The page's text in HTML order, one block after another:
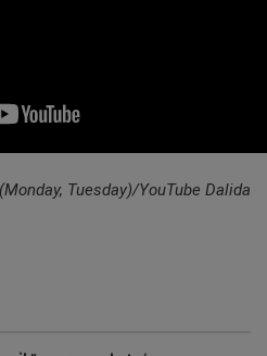
Tuesday)/YouTube Dalida